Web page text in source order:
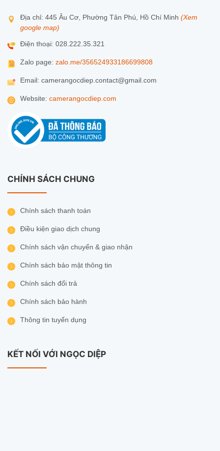
Địa chỉ: 445 Âu Cơ, Phường Tân Phú, Hồ Chí Minh (Xem
google map)
Điện thoại: 028.222.35.321
Zalo page: zalo.me/356524933186699808
Email: camerangocdiep.contact@gmail.com
Website: camerangocdiep.com
CHÍNH SÁCH CHUNG
Chính sách thanh toán
Điều kiện giao dịch chung
Chính sách vận chuyển & giao nhận
Chính sách bảo mật thông tin
Chính sách đổi trả
Chính sách bảo hành
Thông tin tuyển dụng
KẾT NỐI VỚI NGỌC DIỆP